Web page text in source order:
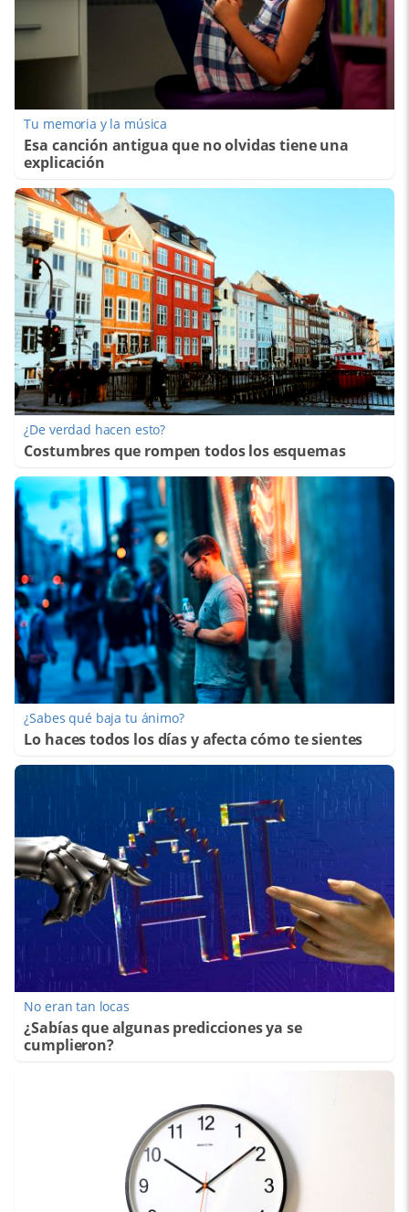
Tu memoria y la música
Esa canción antigua que no olvidas tiene una
explicación
¿De verdad hacen esto?
Costumbres que rompen todos los esquemas
¿Sabes qué baja tu ánimo?
Lo haces todos los días y afecta cómo te sientes
No eran tan locas
¿Sabías que algunas predicciones ya se
cumplieron?